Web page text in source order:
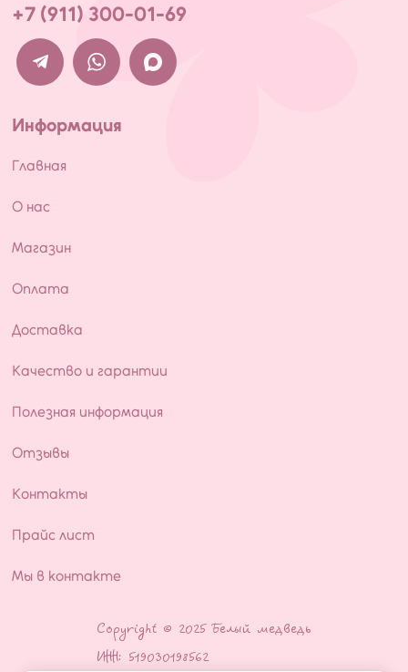
+7 (911) 300-01-69
Информация
Главная
О нас
Магазин
Оплата
Доставка
Качество и гарантии
Полезная информация
Отзывы
Контакты
Прайс лист
Мы в контакте
Copyright © 2025 Белый медведь
ИНН: 519030198562